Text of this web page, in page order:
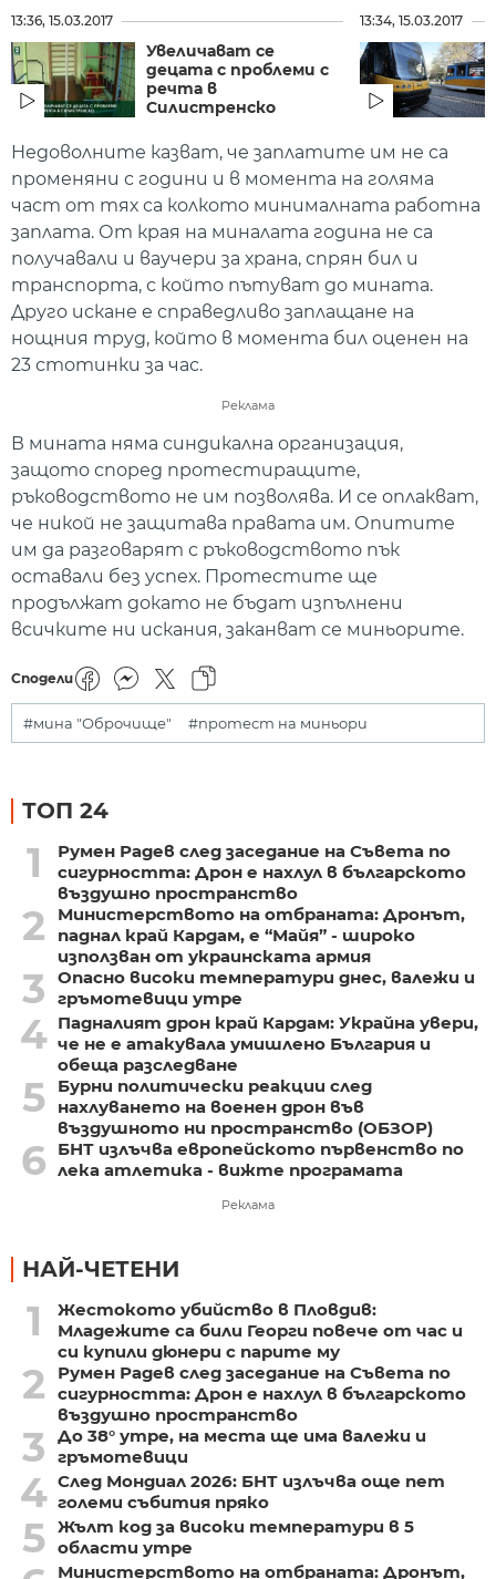
13:36, 15.03.2017
Увеличават се
децата с проблеми с
речта в
Силистренско
13:34, 15.03.2017
Недоволните казват, че заплатите им не са
променяни с години и в момента на голяма
част от тях са колкото минималната работна
заплата. От края на миналата година не са
получавали и ваучери за храна, спрян бил и
транспорта, с който пътуват до мината.
Друго искане е справедливо заплащане на
нощния труд, който в момента бил оценен на
23 стотинки за час.
Реклама
В мината няма синдикална организация,
защото според протестиращите,
ръководството не им позволява. И се оплакват,
че никой не защитава правата им. Опитите
им да разговарят с ръководството пък
оставали без успех. Протестите ще
продължат докато не бъдат изпълнени
всичките ни искания, заканват се миньорите.
Сподели
#мина "Оброчище" #протест на миньори
ТОП 24
1
Румен Радев след заседание на Съвета по
сигурността: Дрон е нахлул в българското
въздушно пространство
2
Министерството на отбраната: Дронът,
паднал край Кардам, е “Майя” - широко
използван от украинската армия
3
Опасно високи температури днес, валежи и
гръмотевици утре
4 Падналият дрон край Кардам: Украйна увери,
че не е атакувала умишлено България и
обеща разследване
5
Бурни политически реакции след
нахлуването на военен дрон във
въздушното ни пространство (ОБЗОР)
6
БНТ излъчва европейското първенство по
лека атлетика - вижте програмата
Реклама
НАЙ-ЧЕТЕНИ
1
Жестокото убийство в Пловдив:
Младежите са били Георги повече от час и
си купили дюнери с парите му
2
Румен Радев след заседание на Съвета по
сигурността: Дрон е нахлул в българското
въздушно пространство
3
До 38° утре, на места ще има валежи и
гръмотевици
4 След Мондиал 2026: БНТ излъчва още пет
големи събития пряко
5 Жълт код за високи температури в 5
области утре
Министерството на отбраната: Дронът,